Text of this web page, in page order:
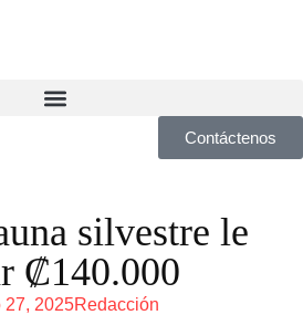
Contáctenos
silvestre le
₡140.000
27, 2025Redacción